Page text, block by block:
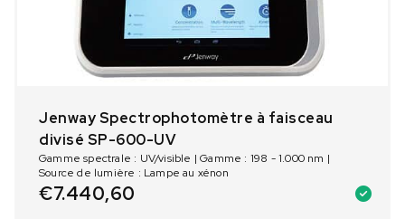
Jenway Spectrophotomètre à faisceau
divisé SP-600-UV
Gamme spectrale : UV/visible | Gamme : 198 - 1.000 nm |
Source de lumière : Lampe au xénon
€7.440,60